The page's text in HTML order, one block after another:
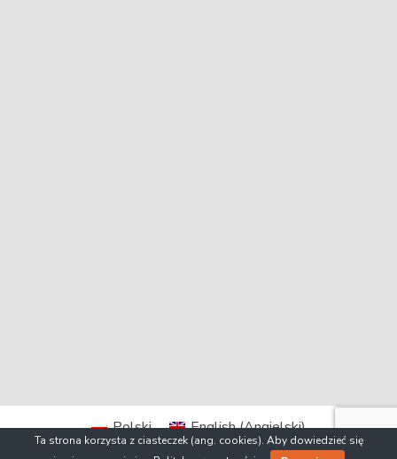
Ta strona korzysta z ciasteczek (ang. cookies). Aby dowiedzieć się
Polski English(Angielski)